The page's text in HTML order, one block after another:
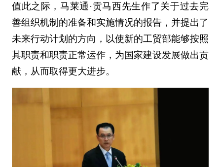
值此之际，马莱通·贡马西先生作了关于过去完
善组织机制的准备和实施情况的报告，并提出了
未来行动计划的方向，以使新的工贸部能够按照
其职责和职责正常运作，为国家建设发展做出贡
献，从而取得更大进步。